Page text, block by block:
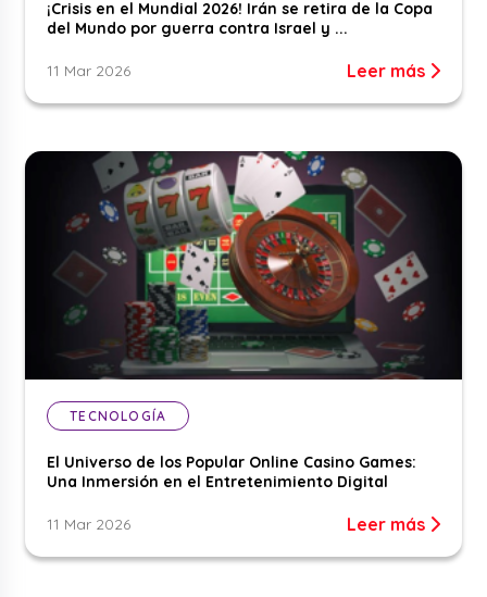
¡Crisis en el Mundial 2026! Irán se retira de la Copa
del Mundo por guerra contra Israel y ...
11 Mar 2026 Leer más
TECNOLOGÍA
El Universo de los Popular Online Casino Games:
Una Inmersión en el Entretenimiento Digital
11 Mar 2026 Leer más